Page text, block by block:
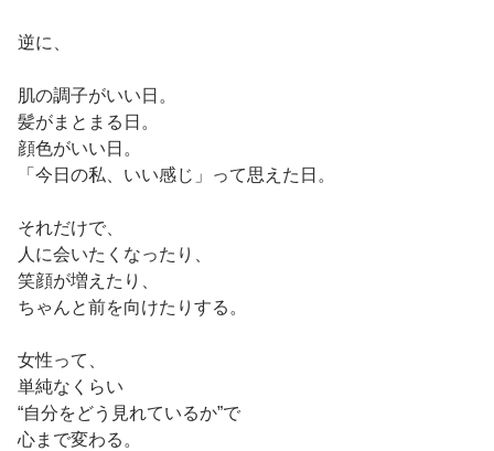
逆に、
肌の調子がいい日。
髪がまとまる日。
顔色がいい日。
「今日の私、いい感じ」って思えた日。
それだけで、
人に会いたくなったり、
笑顔が増えたり、
ちゃんと前を向けたりする。
女性って、
単純なくらい
“自分をどう見れているか”で
心まで変わる。